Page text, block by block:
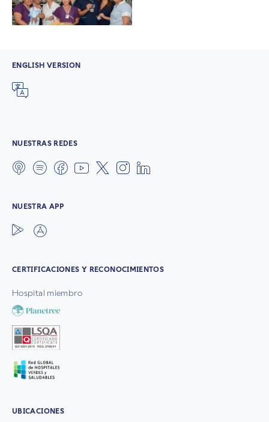
ENGLISH VERSION
NUESTRAS REDES
NUESTRA APP
CERTIFICACIONES Y RECONOCIMIENTOS
Hospital miembro
UBICACIONES